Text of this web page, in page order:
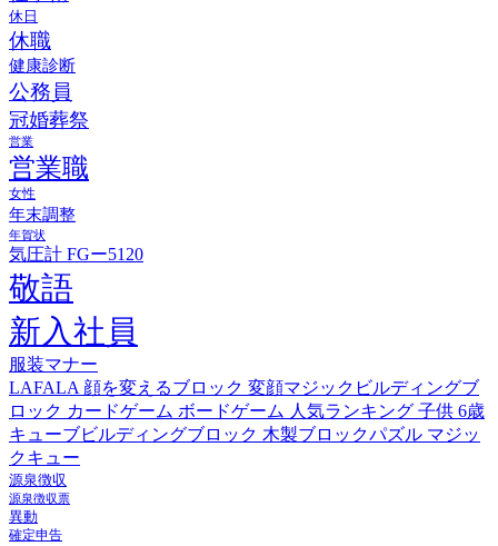
休日
休職
健康診断
公務員
冠婚葬祭
営業
営業職
女性
年末調整
年賀状
気圧計 FGー5120
敬語
新入社員
服装マナー
LAFALA 顔を変えるブロック 変顔マジックビルディングブ
ロック カードゲーム ボードゲーム 人気ランキング 子供 6歳
キューブビルディングブロック 木製ブロックパズル マジッ
クキュー
源泉徴収
源泉徴収票
異動
確定申告